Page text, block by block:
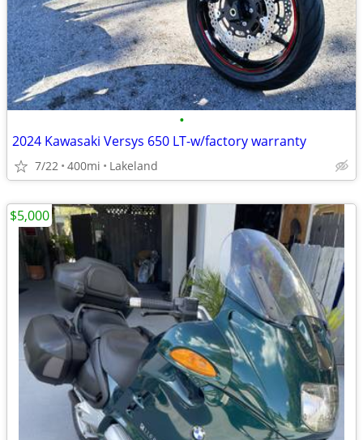
•
2024 Kawasaki Versys 650 LT-w/factory warranty
7/22 400mi Lakeland
$5,000